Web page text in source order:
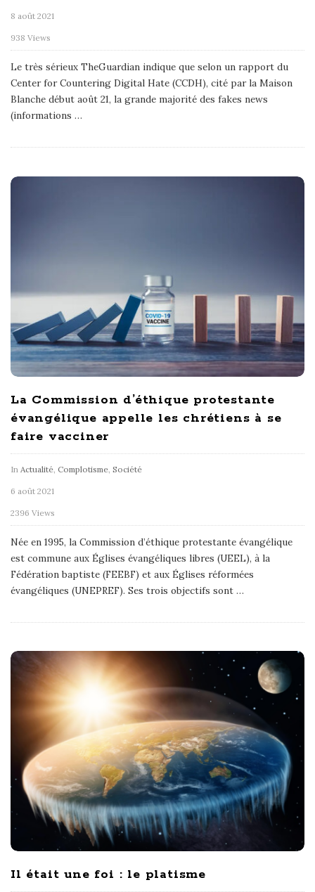
8 août 2021
938 Views
Le très sérieux TheGuardian indique que selon un rapport du
Center for Countering Digital Hate (CCDH), cité par la Maison
Blanche début août 21, la grande majorité des fakes news
(informations …
La Commission d’éthique protestante
évangélique appelle les chrétiens à se
faire vacciner
In Actualité Complotisme Société
6 août 2021
2396 Views
Née en 1995, la Commission d’éthique protestante évangélique
est commune aux Églises évangéliques libres (UEEL), à la
Fédération baptiste (FEEBF) et aux Églises réformées
évangéliques (UNEPREF). Ses trois objectifs sont …
Il était une foi : le platisme